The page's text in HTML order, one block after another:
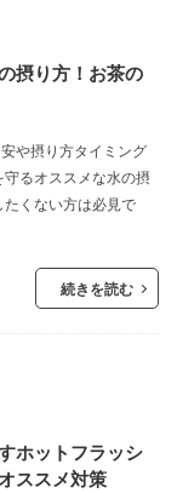
摂り方！お茶の
や摂り方タイミング
るオススメな水の摂
くない方は必見で
続きを読む
ホットフラッシ
ススメ対策